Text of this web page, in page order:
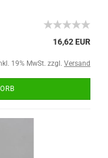
16,62 EUR
19% MwSt. zzgl. Versand